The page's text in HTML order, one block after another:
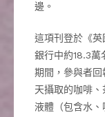
邊。
這項刊登於《
銀行中約18.3萬
期間，參與者
天攝取的咖啡
液體（包含水、